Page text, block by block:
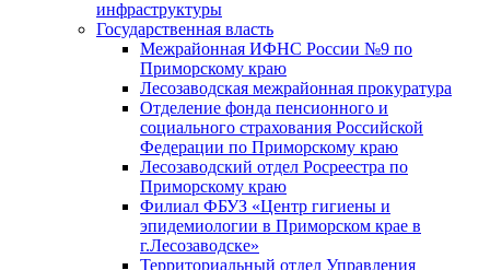
инфраструктуры
Государственная власть
Межрайонная ИФНС России №9 по
Приморскому краю
Лесозаводская межрайонная прокуратура
Отделение фонда пенсионного и
социального страхования Российской
Федерации по Приморскому краю
Лесозаводский отдел Росреестра по
Приморскому краю
Филиал ФБУЗ «Центр гигиены и
эпидемиологии в Приморском крае в
г.Лесозаводске»
Территориальный отдел Управления